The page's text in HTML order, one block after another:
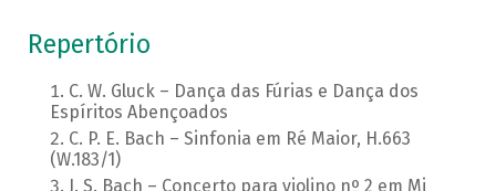
Repertório
C. W. Gluck – Dança das Fúrias e Dança dos
Espíritos Abençoados
C. P. E. Bach – Sinfonia em Ré Maior, H.663
(W.183/1)
J. S. Bach – Concerto para violino nº 2 em Mi